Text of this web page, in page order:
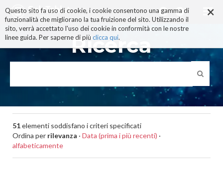
×
Questo sito fa uso di cookie, i cookie consentono una gamma di
funzionalità che migliorano la tua fruizione del sito. Utilizzando il
sito, verrà accettato l'uso dei cookie in conformità con le nostre
linee guida. Per saperne di più clicca qui.
ai
contenuti.
|
alla
navigazione
Ricerca
51elementi soddisfano i criteri specificati
Ordina per rilevanza · Data (prima i più recenti) ·
alfabeticamente